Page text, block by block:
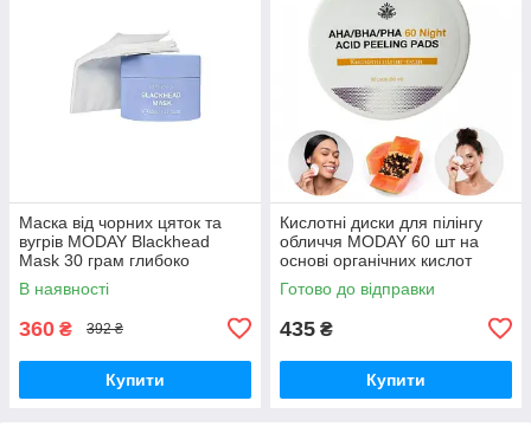
Маска від чорних цяток та
вугрів MODAY Blackhead
Mask 30 грам глибоко
очищуюча з екстрактом
хризантеми та алое
В наявності
360 ₴ 392 ₴
Купити
Кислотні диски для пілінгу
обличчя MODAY 60 шт на
основі органічних кислот
Готово до відправки
435 ₴
Купити